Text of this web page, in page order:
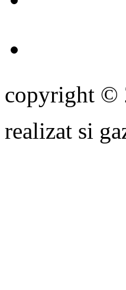
copyright ©
realizat si